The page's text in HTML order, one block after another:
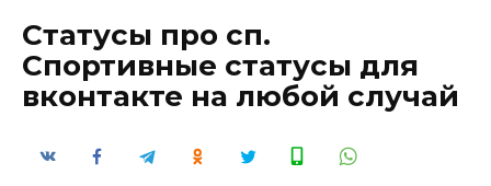
Статусы про сп.
Спортивные статусы для
вконтакте на любой случай